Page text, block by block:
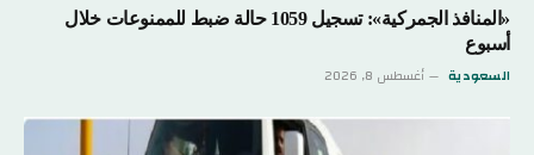
«المنافذ الجمركية»: تسجيل 1059 حالة ضبط للممنوعات خلال
أسبوع
السعودية أغسطس 8, 2026